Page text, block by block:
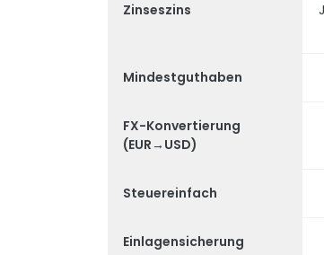
Zinseszins
Mindestguthaben
FX-Konvertierung
(EUR→USD)
Steuereinfach
Einlagensicherung